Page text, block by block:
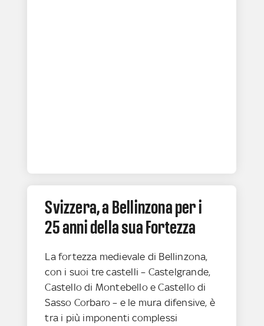
Svizzera, a Bellinzona per i
25 anni della sua Fortezza
La fortezza medievale di Bellinzona,
con i suoi tre castelli – Castelgrande,
Castello di Montebello e Castello di
Sasso Corbaro – e le mura difensive, è
tra i più imponenti complessi